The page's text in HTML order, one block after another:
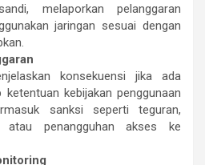
melaporkan pelanggaran
jaringan sesuai dengan
konsekuensi jika ada
ketentuan kebijakan penggunaan
sanksi seperti teguran,
atau penangguhan akses ke